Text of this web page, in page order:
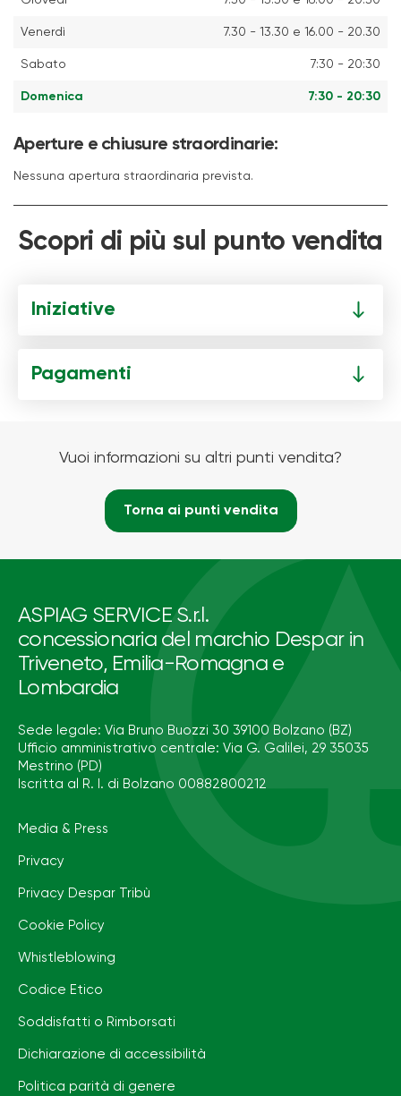
Venerdì 7.30 - 13.30 e 16.00 - 20.30
Sabato 7:30 - 20:30
Domenica 7:30 - 20:30
Aperture e chiusure straordinarie:
Nessuna apertura straordinaria prevista.
Scopri di più sul punto vendita
Iniziative
Pagamenti
Vuoi informazioni su altri punti vendita?
Torna ai punti vendita
ASPIAG SERVICE S.r.l.
concessionaria del marchio Despar in
Triveneto, Emilia-Romagna e
Lombardia
Sede legale: Via Bruno Buozzi 30 39100 Bolzano (BZ)
Ufficio amministrativo centrale: Via G. Galilei, 29 35035
Mestrino (PD)
Iscritta al R. I. di Bolzano 00882800212
Media & Press
Privacy
Privacy Despar Tribù
Cookie Policy
Whistleblowing
Codice Etico
Soddisfatti o Rimborsati
Dichiarazione di accessibilità
Politica parità di genere